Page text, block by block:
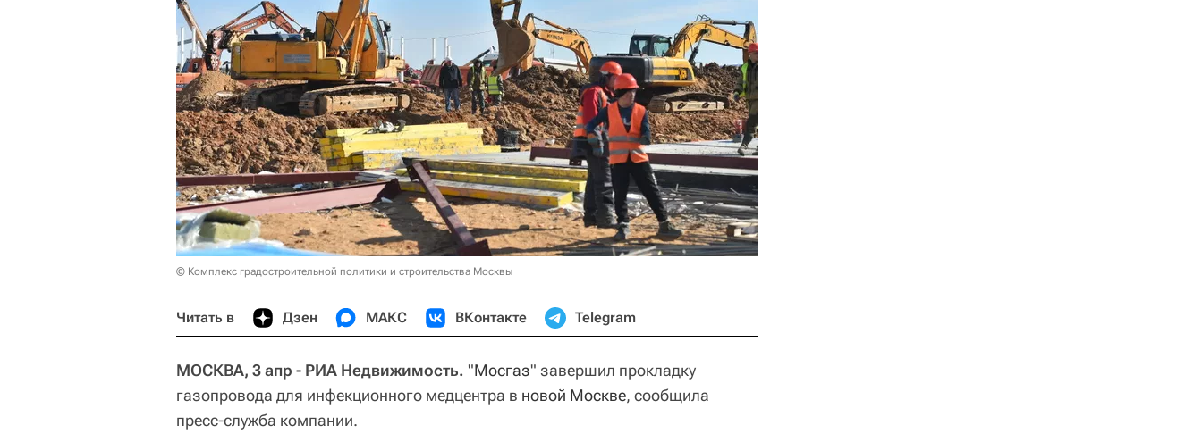
© Комплекс градостроительной политики и строительства Москвы
Читать в Дзен МАКС ВКонтакте Telegram
МОСКВА, 3 апр - РИА Недвижимость. "Мосгаз" завершил прокладку
газопровода для инфекционного медцентра в новой Москве, сообщила
пресс-служба компании.